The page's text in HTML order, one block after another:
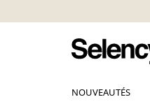
NOUVEAUTÉS